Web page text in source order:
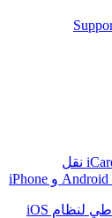
نقل